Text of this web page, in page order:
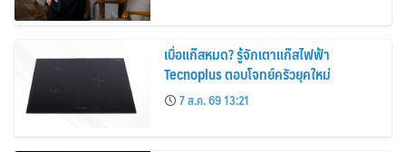
เบื่อแก๊สหมด? รู้จักเตาแก๊สไฟฟ้า
Tecnoplus ตอบโจทย์ครัวยุคใหม่
7 ส.ค. 69 13:21